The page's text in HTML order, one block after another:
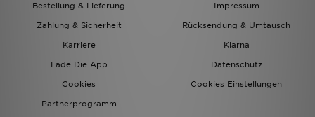
Bestellung & Lieferung
Impressum
Zahlung & Sicherheit
Rücksendung & Umtausch
Karriere
Klarna
Lade Die App
Datenschutz
Cookies
Cookies Einstellungen
Partnerprogramm